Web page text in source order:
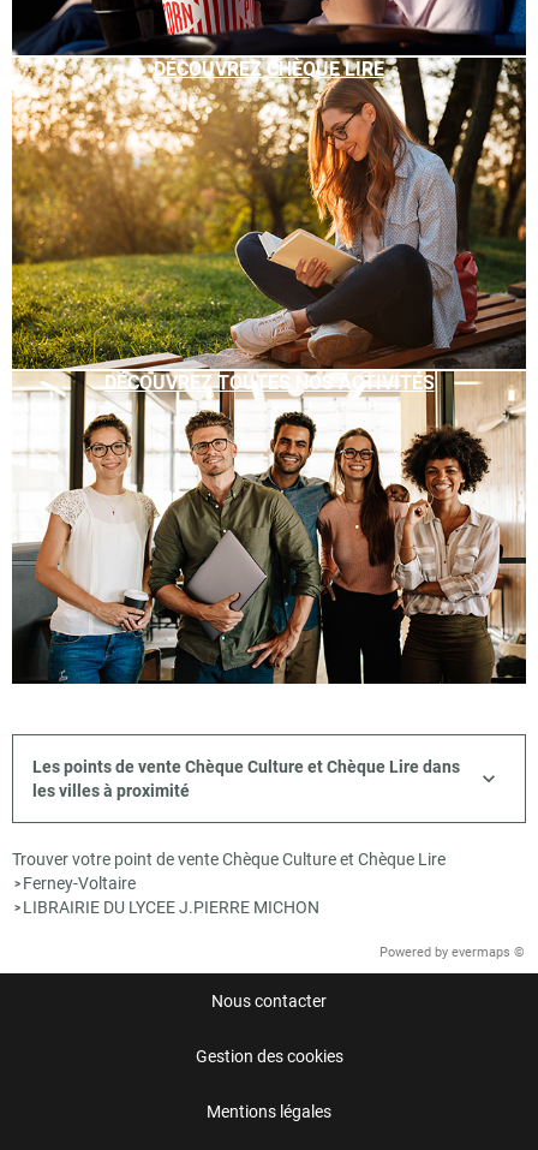
DÉCOUVREZ CHÈQUE LIRE
DÉCOUVREZ TOUTES NOS ACTIVITÉS
Les points de vente Chèque Culture et Chèque Lire dans
les villes à proximité
Trouver votre point de vente Chèque Culture et Chèque Lire
> Ferney-Voltaire
> LIBRAIRIE DU LYCEE J.PIERRE MICHON
Powered by evermaps ©
Nous contacter
Gestion des cookies
Mentions légales